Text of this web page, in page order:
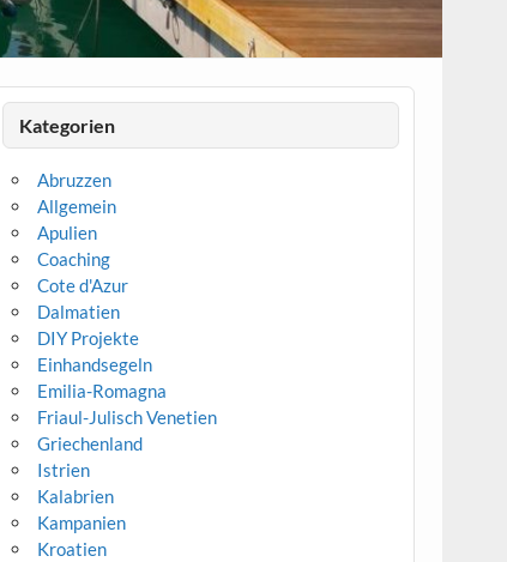
Kategorien
Abruzzen
Allgemein
Apulien
Coaching
Cote d'Azur
Dalmatien
DIY Projekte
Einhandsegeln
Emilia-Romagna
Friaul-Julisch Venetien
Griechenland
Istrien
Kalabrien
Kampanien
Kroatien